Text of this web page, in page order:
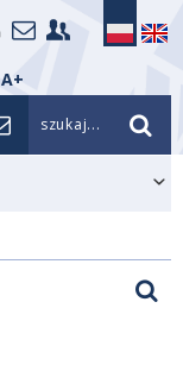
szukaj...